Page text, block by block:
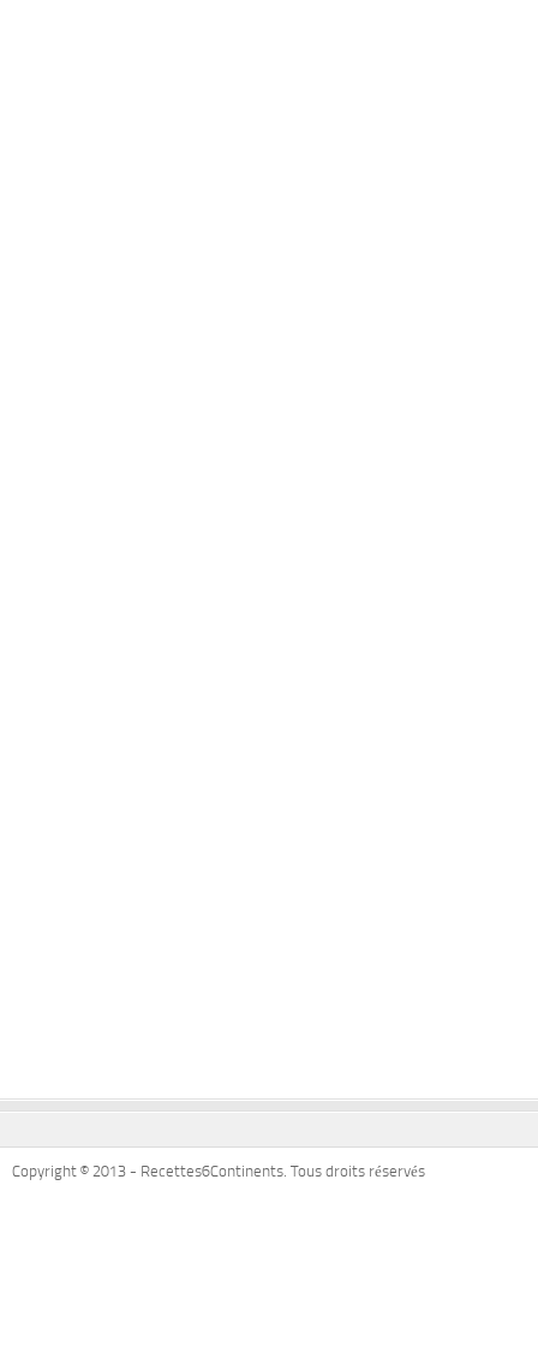
Copyright © 2013 - Recettes6Continents. Tous droits réservés